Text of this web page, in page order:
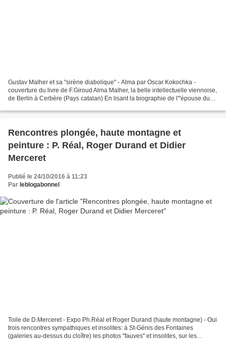
Gustav Malher et sa "sirène diabolique" - Alma par Oscar Kokochka -
couverture du livre de F.Giroud Alma Malher, la belle intellectuelle viennoise,
de Berlin à Cerbère (Pays catalan) En lisant la biographie de l'"épouse du
Rencontres plongée, haute montagne et
peinture : P. Réal, Roger Durand et Didier
Merceret
Publié le 24/10/2016 à 11:23
Par leblogabonnel
Toile de D.Merceret - Expo Ph.Réal et Roger Durand (haute montagne) - Oui
trois rencontres sympathiques et insolites: à St-Génis des Fontaines
(galeries au-dessus du cloître) les photos "fauves" et insolites, sur les